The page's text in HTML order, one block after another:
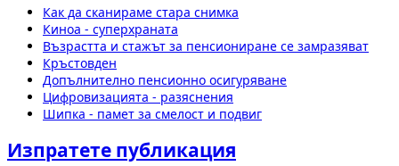
Как да сканираме стара снимка
Киноа - суперхраната
Възрастта и стажът за пенсиониране се замразяват
Кръстовден
Допълнително пенсионно осигуряване
Цифровизацията - разяснения
Шипка - памет за смелост и подвиг
Изпратете публикация